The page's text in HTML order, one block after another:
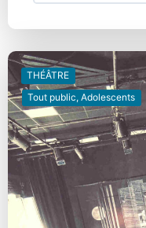
Tout public, Adolescents
THÉÂTRE